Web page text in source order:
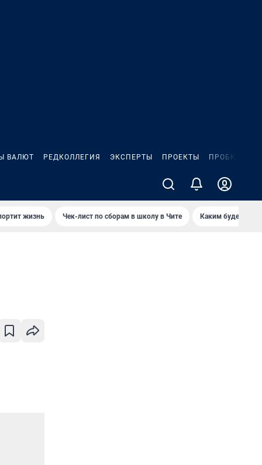
ВАЛЮТ РЕДКОЛЛЕГИЯ ЭКСПЕРТЫ ПРОЕКТЫ ПРОБКИ
жизнь Чек-лист по сборам в школу в Чите Каким будет